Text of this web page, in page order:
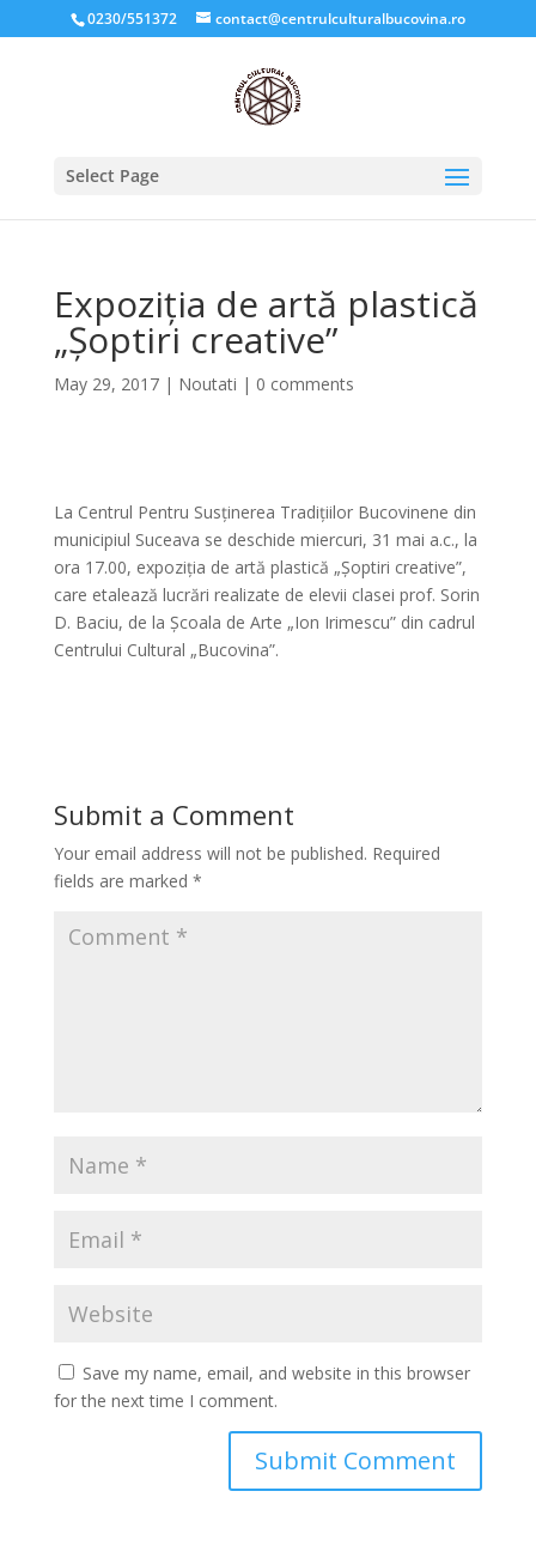
0230/551372 contact@centrulculturalbucovina.ro
Select Page
Expoziția de artă plastică
„Șoptiri creative”
May 29, 2017| Noutati | 0 comments
La Centrul Pentru Susținerea Tradițiilor Bucovinene din
municipiul Suceava se deschide miercuri, 31 mai a.c., la
ora 17.00, expoziția de artă plastică „Șoptiri creative”,
care etalează lucrări realizate de elevii clasei prof. Sorin
D. Baciu, de la Școala de Arte „Ion Irimescu” din cadrul
Centrului Cultural „Bucovina”.
Submit a Comment
Your email address will not be published. Required
fields are marked *
Save my name, email, and website in this browser
for the next time I comment.